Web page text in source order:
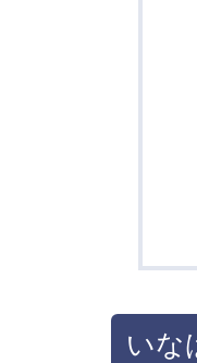
いな